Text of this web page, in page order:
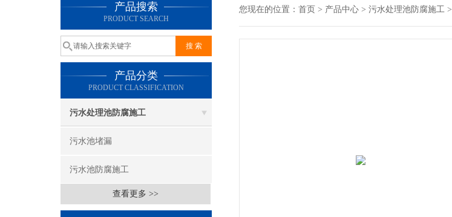
产品搜索
PRODUCT SEARCH
产品分类
PRODUCT CLASSIFICATION
污水处理池防腐施工
污水池堵漏
污水池防腐施工
查看更多 >>
您现在的位置： 首页 > 产品中心 > 污水处理池防腐施工 >